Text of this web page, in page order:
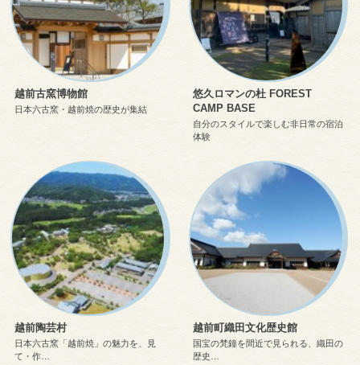
越前古窯博物館
日本六古窯・越前焼の歴史が集結
悠久ロマンの杜 FOREST
CAMP BASE
自分のスタイルで楽しむ非日常の宿泊
体験
越前陶芸村
日本六古窯「越前焼」の魅力を、見
て・作…
越前町織田文化歴史館
国宝の梵鐘を間近で見られる、織田の
歴史…